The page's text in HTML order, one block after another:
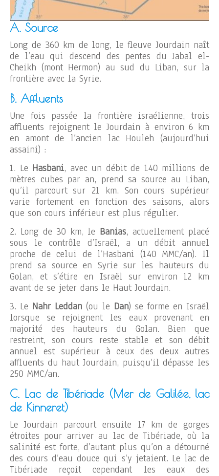
A. Source
Long de 360 km de long, le fleuve Jourdain naît
de l’eau qui descend des pentes du Jabal el-
Cheikh (mont Hermon) au sud du Liban, sur la
frontière avec la Syrie.
B. Affluents
Une fois passée la frontière israélienne, trois
affluents rejoignent le Jourdain à environ 6 km
en amont de l’ancien lac Houleh (aujourd’hui
assaini) :
1. Le Hasbani, avec un débit de 140 millions de
mètres cubes par an, prend sa source au Liban,
qu’il parcourt sur 21 km. Son cours supérieur
varie fortement en fonction des saisons, alors
que son cours inférieur est plus régulier.
2. Long de 30 km, le Banias, actuellement placé
sous le contrôle d’Israël, a un débit annuel
proche de celui de l’Hasbani (140 MMC/an). Il
prend sa source en Syrie sur les hauteurs du
Golan, et s’étire en Israël sur environ 12 km
avant de se jeter dans le Haut Jourdain.
3. Le Nahr Leddan (ou le Dan) se forme en Israël
lorsque se rejoignent les eaux provenant en
majorité des hauteurs du Golan. Bien que
restreint, son cours reste stable et son débit
annuel est supérieur à ceux des deux autres
affluents du haut Jourdain, puisqu’il dépasse les
250 MMC/an.
C. Lac de Tibériade (Mer de Galilée, lac
de Kinneret)
Le Jourdain parcourt ensuite 17 km de gorges
étroites pour arriver au lac de Tibériade, où la
salinité est forte, d’autant plus qu’on a détourné
des cours d’eau douce qui s’y jetaient. Le lac de
Tibériade reçoit cependant les eaux des